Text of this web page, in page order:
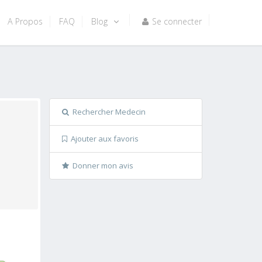
A Propos FAQ Blog Se connecter
Rechercher Medecin
Ajouter aux favoris
Donner mon avis